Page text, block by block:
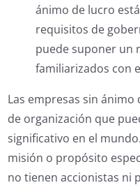
ánimo de lucro
requisitos de
puede suponer un
familiarizados con
Las empresas sin
de organización que
significativo en el
misión o propósito
no tienen accionistas ni